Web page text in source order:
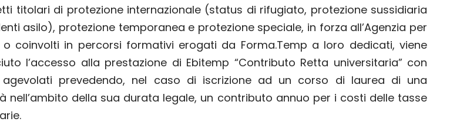
titolari di protezione internazionale (status di rifugiato, protezione sussidiaria
asilo), protezione temporanea e protezione speciale, in forza all’Agenzia per
coinvolti in percorsi formativi erogati da Forma.Temp a loro dedicati, viene
l’accesso alla prestazione di Ebitemp “Contributo Retta universitaria” con
agevolati prevedendo, nel caso di iscrizione ad un corso di laurea di una
nell’ambito della sua durata legale, un contributo annuo per i costi delle tasse